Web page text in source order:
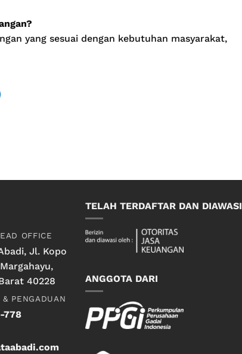
yang sesuai dengan kebutuhan masyarakat,
OFFICE
Jl. Kopo
40228
& PENGADUAN
778
TELAH TERDAFTAR DAN DIAWASI
ANGGOTA DARI